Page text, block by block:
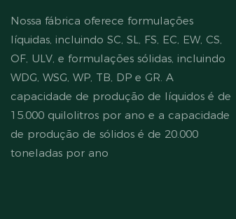
Nossa fábrica oferece formulações
líquidas, incluindo SC, SL, FS, EC, EW, CS,
OF, ULV, e formulações sólidas, incluindo
WDG, WSG, WP, TB, DP e GR. A
capacidade de produção de líquidos é de
15.000 quilolitros por ano e a capacidade
de produção de sólidos é de 20.000
toneladas por ano